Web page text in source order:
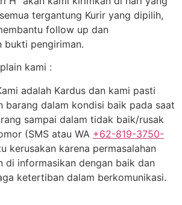
tergantung Kurir yang dipilih,
follow up dan
bukti pengiriman.
kami :
adalah Kardus dan kami pasti
barang dalam kondisi baik pada saat
sampai dalam tidak baik/rusak
(SMS atau WA +62-819-3750-
kerusakan karena permasalahan
di informasikan dengan baik dan
ketertiban dalam berkomunikasi.